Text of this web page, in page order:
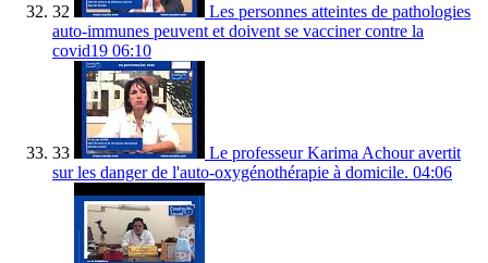
32
Les personnes atteintes de pathologies
auto-immunes peuvent et doivent se vacciner contre la
covid19 06:10
33
Le professeur Karima Achour avertit
sur les danger de l'auto-oxygénothérapie à domicile. 04:06